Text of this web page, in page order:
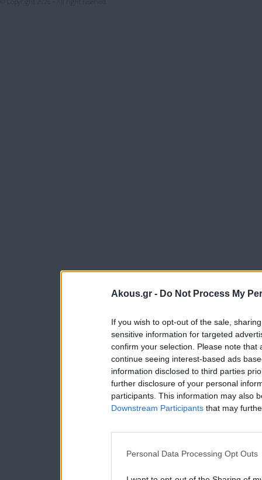
Akous.gr - Do Not Process My
If you wish to opt-out of the sale,
sensitive information for targeted
confirm your selection. Please note
continue seeing interest-based ads
information disclosed to third parties
further disclosure of your personal
participants. This information may also
Downstream Participants that may
Personal Data Processing Opt Outs